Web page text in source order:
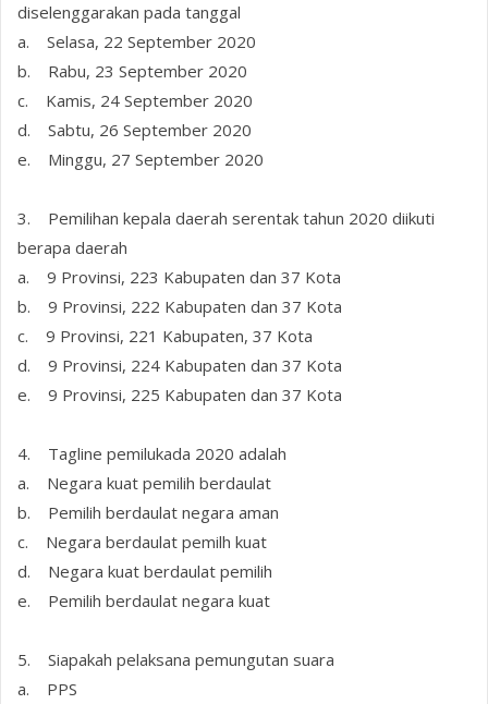
diselenggarakan pada tanggal
a. Selasa, 22 September 2020
b. Rabu, 23 September 2020
c. Kamis, 24 September 2020
d. Sabtu, 26 September 2020
e. Minggu, 27 September 2020
3. Pemilihan kepala daerah serentak tahun 2020 diikuti
berapa daerah
a. 9 Provinsi, 223 Kabupaten dan 37 Kota
b. 9 Provinsi, 222 Kabupaten dan 37 Kota
c. 9 Provinsi, 221 Kabupaten, 37 Kota
d. 9 Provinsi, 224 Kabupaten dan 37 Kota
e. 9 Provinsi, 225 Kabupaten dan 37 Kota
4. Tagline pemilukada 2020 adalah
a. Negara kuat pemilih berdaulat
b. Pemilih berdaulat negara aman
c. Negara berdaulat pemilh kuat
d. Negara kuat berdaulat pemilih
e. Pemilih berdaulat negara kuat
5. Siapakah pelaksana pemungutan suara
a. PPS